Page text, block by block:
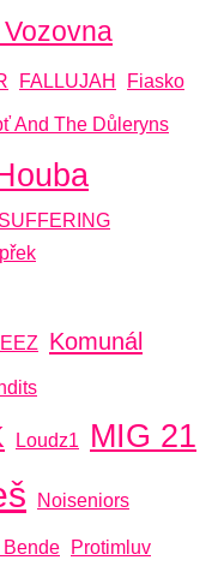
FALLUJAH Fiasko
And The Důleryns
Komunál
Loudz1 MIG 21
Noiseniors
Bende Protimluv